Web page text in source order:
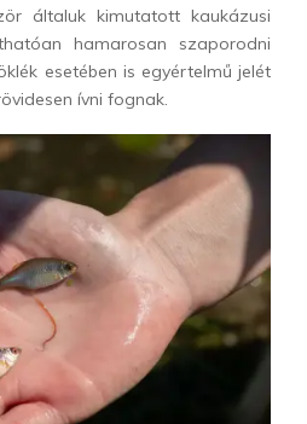
általuk kimutatott kaukázusi
hamarosan szaporodni
esetében is egyértelmű jelét
ívni fognak.